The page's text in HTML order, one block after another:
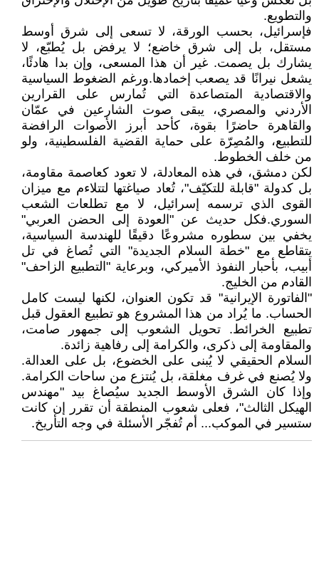
والتطويع.
فإسرائيل، بحسب الورقة، لا تسعى إلى شرق أوسط
مستقل، بل إلى شرق خاضع؛ لا يرفض بل يُطبّع، لا
يشارك بل يصمت. غير أن هذا المسعى، وإن بدا هادئًا،
يشعل نيرانًا قد يصعب إخمادها.ورغم الضغوط السياسية
والاقتصادية المتصاعدة التي تُمارس على القرارين
الأردني والمصري، يبقى صوت الشارعين في عمّان
والقاهرة حاضرًا بقوة، كأحد أبرز الأصوات الرافضة
للتطبيع، والمُصِرّة على حماية القضية الفلسطينية، ولو
من خلف الخطوط.
لكن دمشق، في هذه المعادلة، لا تعود كعاصمة مقاومة،
بل كدولة "قابلة للتكيّف"، تُعاد صياغتها لتتلاءم مع ميزان
القوى الذي ترسمه إسرائيل، لا مع تطلعات الشعب
السوري.فكل حديث عن "العودة إلى الحضن العربي"
يخفي بين سطوره مشروعًا دقيقًا للهندسة السياسية،
يتقاطع مع "خطة السلام الجديدة" التي تُصاغ في تل
أبيب، بأحبار النفوذ الأميركي، وبرعاية "التطبيع الزاحف"
القادم من الخليج.
"الفاتورة الإيرانية" قد تكون العنوان، لكنها ليست كامل
الحساب. ما يُراد من هذا المشروع هو تطبيع العقول قبل
تطبيع الخرائط. تحويل الشعوب إلى جمهور صامت،
والمقاومة إلى ذكرى، والكرامة إلى رفاهية زائدة.
السلام الحقيقي لا يُبنى على الخضوع، بل على العدالة.
ولا يُصنع في غرف مغلقة، بل يُنتزع من ساحات الكرامة.
وإذا كان الشرق الأوسط الجديد سيُصاغ بيد "مهندس
الهيكل الثالث"، فعلى شعوب المنطقة أن تقرر إن كانت
ستسير في الموكب... أم تُفجّر الأسئلة في وجه التأريخ.